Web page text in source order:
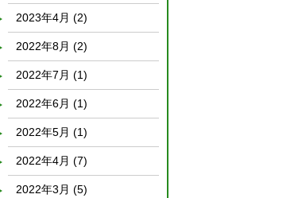
2023年4月 (2)
2022年8月 (2)
2022年7月 (1)
2022年6月 (1)
2022年5月 (1)
2022年4月 (7)
2022年3月 (5)